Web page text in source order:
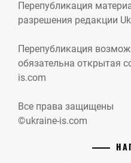
Перепубликация
разрешения редакции
Перепубликация
обязательна открытая
is.com
Все права защищены
©ukraine-is.com